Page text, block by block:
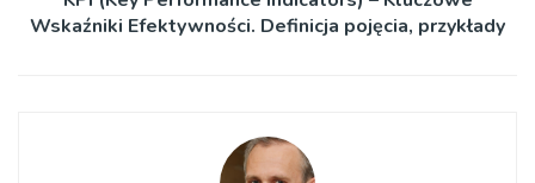
Wskaźniki Efektywności. Definicja pojęcia, przykłady